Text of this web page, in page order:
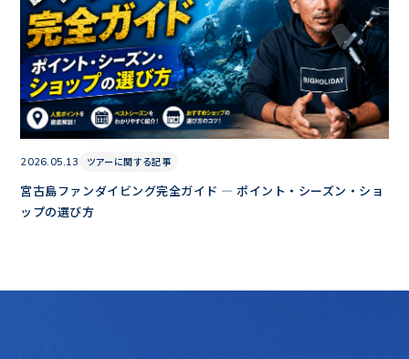
2026.05.13 ツアーに関する記事
宮古島ファンダイビング完全ガイド — ポイント・シーズン・ショ
ップの選び方